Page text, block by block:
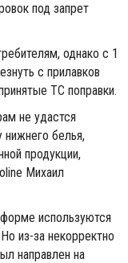
под запрет
однако с 1
с прилавков
ТС поправки.
не удастся
нижнего белья,
продукции,
Михаил
используются
из-за некорректно
направлен на